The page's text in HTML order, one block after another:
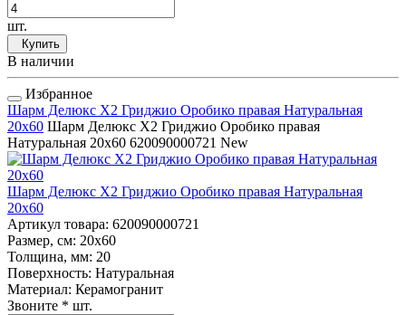
шт.
Купить
В наличии
Избранное
Шарм Делюкс Х2 Гриджио Оробико правая Натуральная
20x60 Шарм Делюкс Х2 Гриджио Оробико правая
Натуральная 20x60 620090000721 New
Шарм Делюкс Х2 Гриджио Оробико правая Натуральная
20x60
Артикул товара: 620090000721
Размер, см: 20x60
Толщина, мм: 20
Поверхность: Натуральная
Материал: Керамогранит
Звоните * шт.